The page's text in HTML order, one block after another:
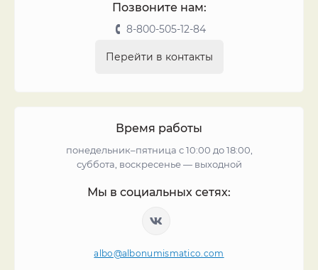
Позвоните нам:
8-800-505-12-84
Перейти в контакты
Время работы
понедельник–пятница с 10:00 до 18:00,
суббота, воскресенье — выходной
Мы в социальных сетях:
albo@albonumismatico.com